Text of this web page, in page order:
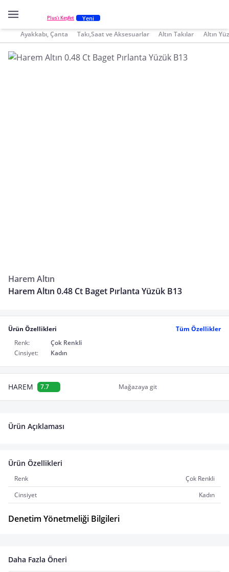
Plus'ı Keşfet Yeni
Ayakkabı, Çanta Takı,Saat ve Aksesuarlar Altın Takılar Altın
Harem Altın
Harem Altın 0.48 Ct Baget Pırlanta Yüzük B13
Ürün Özellikleri
Tüm Özellikler
Renk:
Çok Renkli
Cinsiyet:
Kadın
HAREM 7.7 Mağazaya git
Ürün Açıklaması
Ürün Özellikleri
Renk
Çok Renkli
Cinsiyet
Kadın
Denetim Yönetmeliği Bilgileri
Daha Fazla Öneri